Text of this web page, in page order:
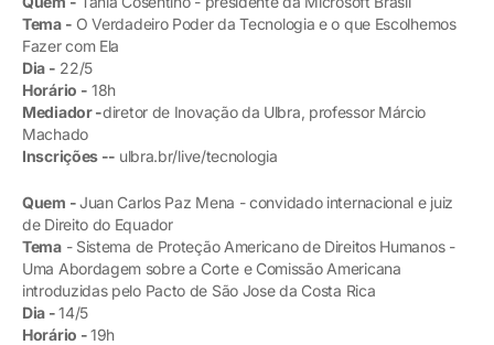
Tema - O Verdadeiro Poder da Tecnologia e o que Escolhemos
Fazer com Ela
Dia - 22/5
Horário - 18h
Mediador -diretor de Inovação da Ulbra, professor Márcio
Machado
Inscrições -- ulbra.br/live/tecnologia
Quem -Juan Carlos Paz Mena - convidado internacional e juiz
de Direito do Equador
Tema- Sistema de Proteção Americano de Direitos Humanos -
Uma Abordagem sobre a Corte e Comissão Americana
introduzidas pelo Pacto de São Jose da Costa Rica
Dia -14/5
Horário -19h